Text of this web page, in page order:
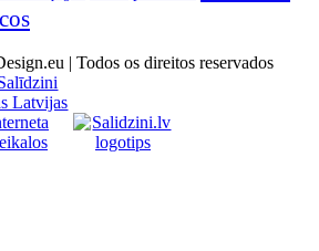
| Todos os direitos reservados